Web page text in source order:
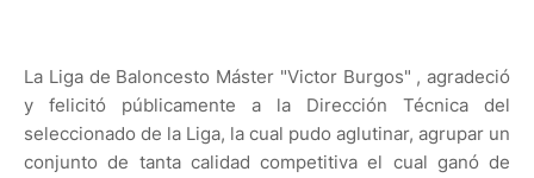
La Liga de Baloncesto Máster "Victor Burgos" , agradeció
y felicitó públicamente a la Dirección Técnica del
seleccionado de la Liga, la cual pudo aglutinar, agrupar un
conjunto de tanta calidad competitiva el cual ganó de